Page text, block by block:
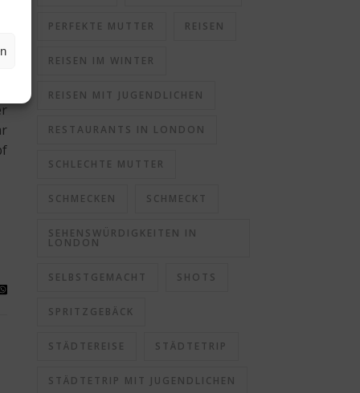
PERFEKTE MUTTER REISEN
REISEN IM WINTER
REISEN MIT JUGENDLICHEN
RESTAURANTS IN LONDON
SCHLECHTE MUTTER
SCHMECKEN SCHMECKT
SEHENSWÜRDIGKEITEN IN
LONDON
SELBSTGEMACHT SHOTS
SPRITZGEBÄCK
STÄDTEREISE STÄDTETRIP
STÄDTETRIP MIT JUGENDLICHEN